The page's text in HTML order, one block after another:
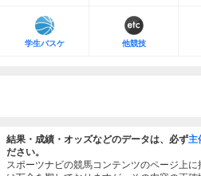
学生バスケ 他競技
結果・成績・オッズなどのデータは、必ず主
ださい。
スポーツナビの競馬コンテンツのページ上